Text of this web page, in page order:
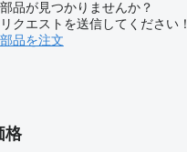
品が見つかりませんか？
クエストを送信してください！
品を注文
格